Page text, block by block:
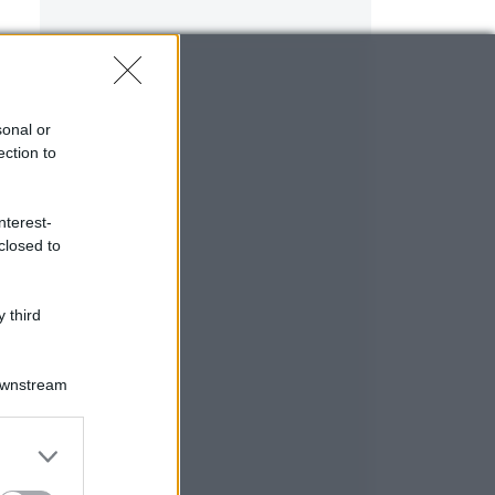
or
to
to
third